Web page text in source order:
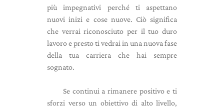
più impegnativi perché ti aspettano
nuovi inizi e cose nuove. Ciò significa
che verrai riconosciuto per il tuo duro
lavoro e presto ti vedrai in una nuova fase
della tua carriera che hai sempre
sognato.
Se continui a rimanere positivo e ti
sforzi verso un obiettivo di alto livello,